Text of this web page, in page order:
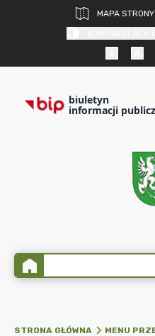
MAPA STRONY
biuletyn
informacji
STRONA GŁÓWNA MENU